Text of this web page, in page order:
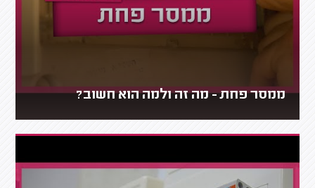
ממסר פחת - מה זה ולמה הוא חשוב?